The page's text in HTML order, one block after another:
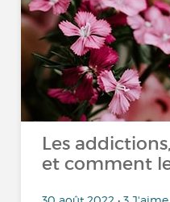
Les
et comment